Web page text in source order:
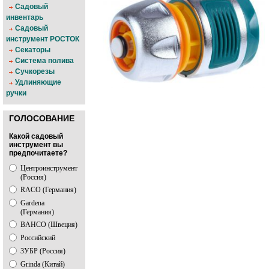
Садовый
инвентарь
Садовый
инструмент РОСТОК
Секаторы
Система полива
Сучкорезы
Удлиняющие
ручки
ГОЛОСОВАНИЕ
Какой садовый
инструмент вы
предпочитаете?
Центроинструмент
(Россия)
RACO (Германия)
Gardena
(Германия)
BAHCO (Швеция)
Российский
ЗУБР (Россия)
Grinda (Китай)